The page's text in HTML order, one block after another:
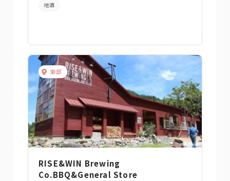
地酒
東部
RISE&WIN Brewing
Co.BBQ&General Store